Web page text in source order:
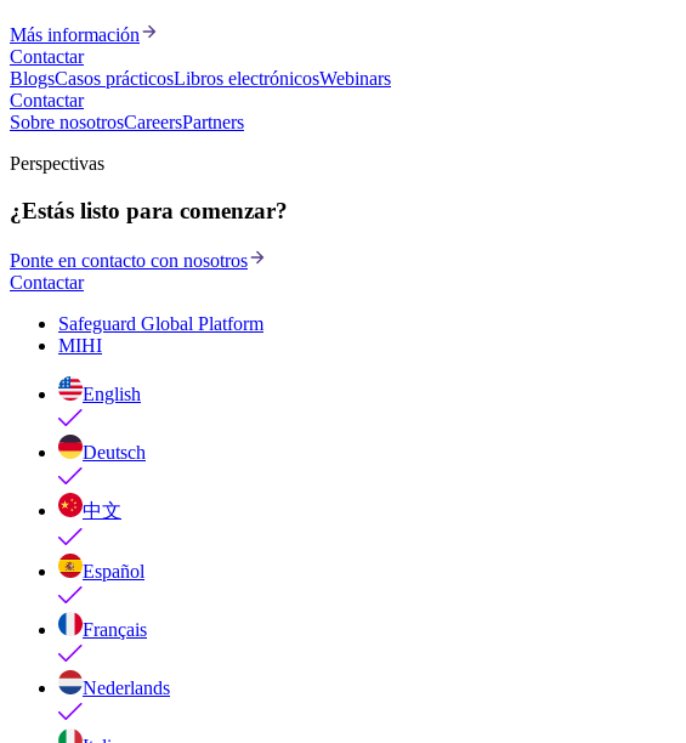
Más información
Contactar
BlogsCasos prácticosLibros electrónicosWebinars
Contactar
Sobre nosotrosCareersPartners
Perspectivas
¿Estás listo para comenzar?
Ponte en contacto con nosotros
Contactar
Safeguard Global Platform
MIHI
English
Deutsch
中文
Español
Français
Nederlands